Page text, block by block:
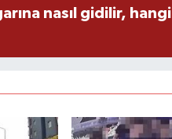
nasıl gidilir, hangi